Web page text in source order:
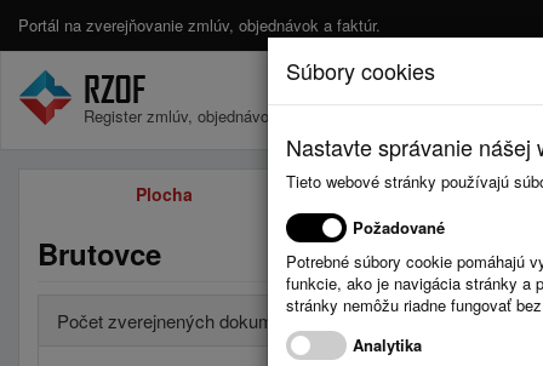
Portál na zverejňovanie zmlúv, objednávok a faktúr.
Register zmlúv, objednávok a faktúr.
Plocha Zmluvy
Brutovce
Počet zverejnených dokumentov za obdobia
Súbory cookies
Nastavte správanie
Tieto webové stránky používajú
Požadované
Potrebné súbory cookie pomáhajú
funkcie, ako je navigácia stránky a
stránky nemôžu riadne fungovať
Analytika